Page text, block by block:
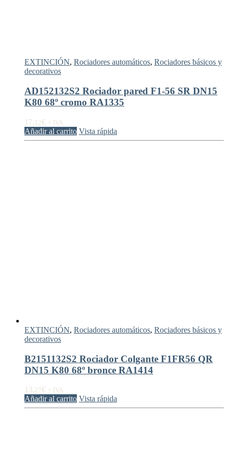
EXTINCIÓN, Rociadores automáticos, Rociadores básicos y
decorativos
AD152132S2 Rociador pared F1-56 SR DN15
K80 68º cromo RA1335
17, 12€ + IVA
Añadir al carrito Vista rápida
EXTINCIÓN, Rociadores automáticos, Rociadores básicos y
decorativos
B2151132S2 Rociador Colgante F1FR56 QR
DN15 K80 68º bronce RA1414
13,27€ + IVA
Añadir al carrito Vista rápida